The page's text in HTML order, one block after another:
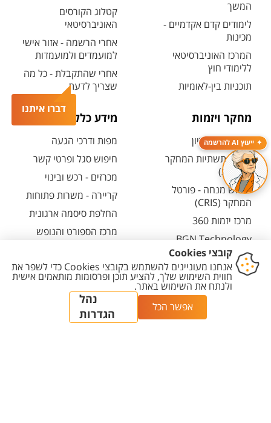
דברו איתנו
ייעוץ AI להרשמה
המשך
לימודים קדם אקדמיים -
מכינות
המרכז האוניברסיטאי
ללימודי חוץ
תוכניות בין-לאומיות
קטלוג הקורסים
האוניברסיטאי
אחרי הרשמה - אזור אישי
למועמדים ולמועמדות
אחרי שהתקבלת - כל מה
שצריך לדעת
מחקר ויזמות
מחקר בבן-גוריון
קטלוג תשתיות המחקר
(אנגלית)
חיפוש מנחה - פורטל
המחקר (CRIS)
מרכז יזמות 360
BGN Technology
Transfer
פארק ההייטק
משרות אקדמיות
מידע כללי
מפות ודרכי הגעה
חיפוש סגל ופרטי קשר
מכרזים - רכש ובינוי
קריירה - משרות פתוחות
החלפת סיסמה ארגונית
מרכז הספורט והנופש
חירום